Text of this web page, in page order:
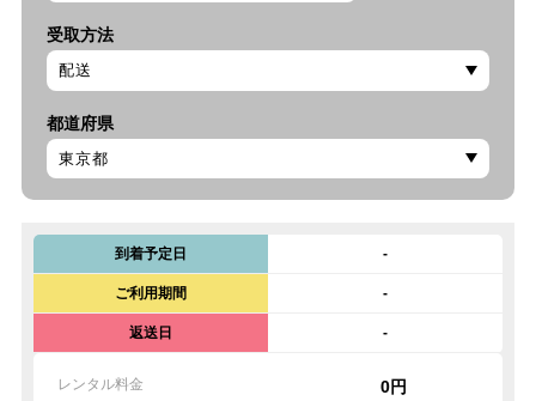
受取方法
都道府県
到着予定日 -
ご利用期間 -
返送日 -
レンタル料金 0円